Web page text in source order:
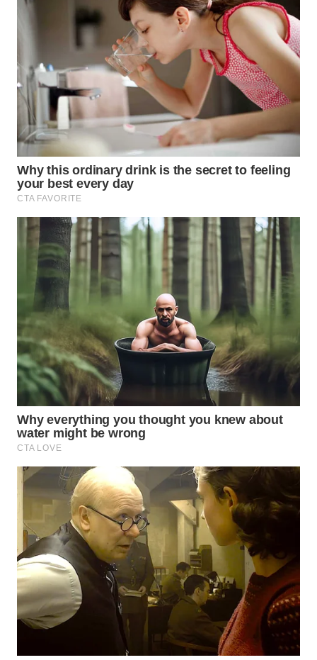
WN
LANGKAT
WN
TAPANULI
SELATAN
WN
TANJUNG
LESUNG
WN
KARO
SIMALUNGUN
WN
LABUHANBATU
WN
TAPANULI
WN DELI
WN
TEBING
TINGGI
WN
PAKPAK